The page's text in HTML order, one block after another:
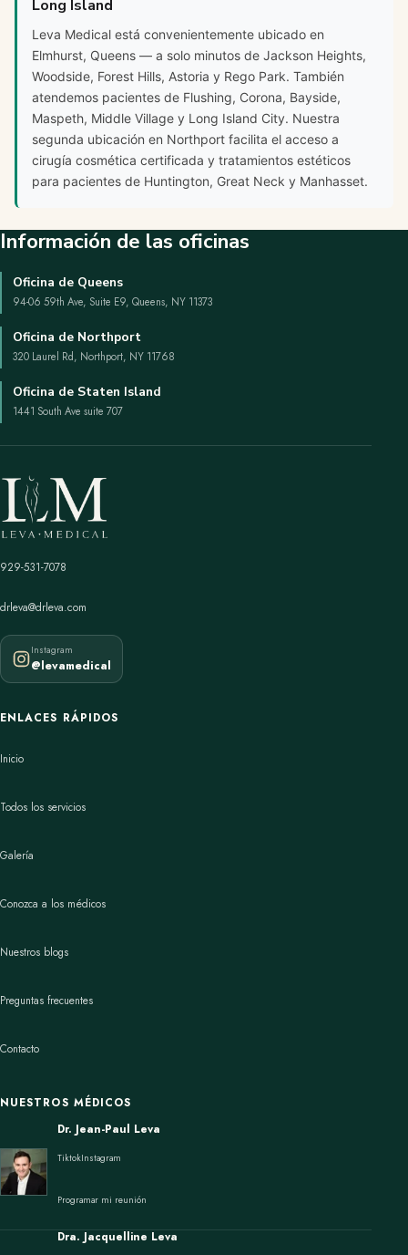
Long Island
Leva Medical está convenientemente ubicado en
Elmhurst, Queens — a solo minutos de Jackson Heights,
Woodside, Forest Hills, Astoria y Rego Park. También
atendemos pacientes de Flushing, Corona, Bayside,
Maspeth, Middle Village y Long Island City. Nuestra
segunda ubicación en Northport facilita el acceso a
cirugía cosmética certificada y tratamientos estéticos
para pacientes de Huntington, Great Neck y Manhasset.
Información de las oficinas
Oficina de Queens
94-06 59th Ave, Suite E9, Queens, NY 11373
Oficina de Northport
320 Laurel Rd, Northport, NY 11768
Oficina de Staten Island
1441 South Ave suite 707
929-531-7078
drleva@drleva.com
Instagram
@levamedical
ENLACES RÁPIDOS
Inicio
Todos los servicios
Galería
Conozca a los médicos
Nuestros blogs
Preguntas frecuentes
Contacto
NUESTROS MÉDICOS
Dr. Jean-Paul Leva
TiktokInstagram
Programar mi reunión
Dra. Jacquelline Leva